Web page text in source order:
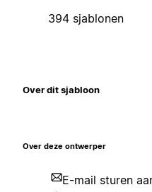
394 sjablonen
Over dit sjabloon
Over deze ontwerper
E-mail sturen